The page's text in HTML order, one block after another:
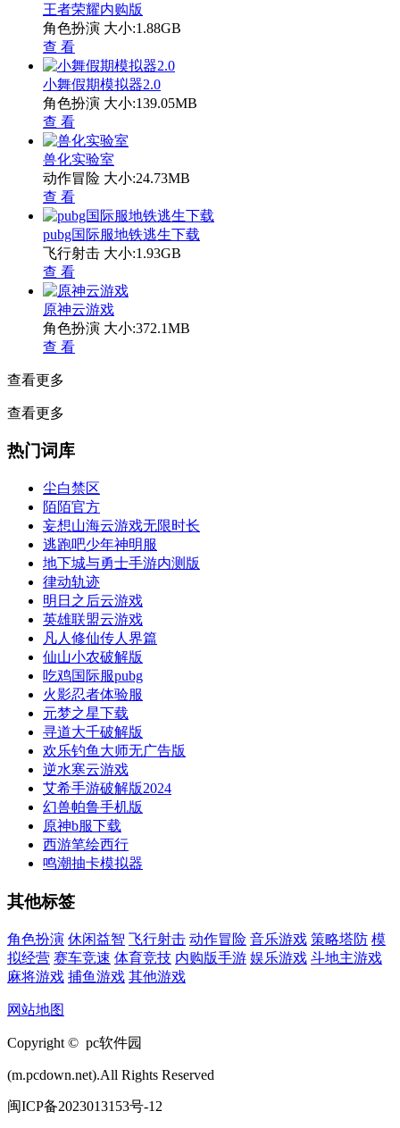
王者荣耀内购版
角色扮演 大小:1.88GB
查 看
小舞假期模拟器2.0
角色扮演 大小:139.05MB
查 看
兽化实验室
动作冒险 大小:24.73MB
查 看
pubg国际服地铁逃生下载
飞行射击 大小:1.93GB
查 看
原神云游戏
角色扮演 大小:372.1MB
查 看
查看更多
查看更多
热门词库
尘白禁区
陌陌官方
妄想山海云游戏无限时长
逃跑吧少年神明服
地下城与勇士手游内测版
律动轨迹
明日之后云游戏
英雄联盟云游戏
凡人修仙传人界篇
仙山小农破解版
吃鸡国际服pubg
火影忍者体验服
元梦之星下载
寻道大千破解版
欢乐钓鱼大师无广告版
逆水寒云游戏
艾希手游破解版2024
幻兽帕鲁手机版
原神b服下载
西游笔绘西行
鸣潮抽卡模拟器
其他标签
角色扮演 休闲益智 飞行射击 动作冒险 音乐游戏 策略塔防 模
拟经营 赛车竞速 体育竞技 内购版手游 娱乐游戏 斗地主游戏
麻将游戏 捕鱼游戏 其他游戏
网站地图
Copyright © pc软件园
(m.pcdown.net).All Rights Reserved
闽ICP备2023013153号-12